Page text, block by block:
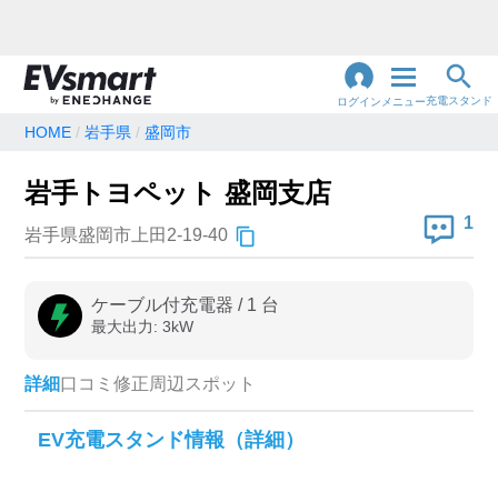
ログイン メニュー充電スタンド
地名・観光スポット・住所で検索
充電器の種類
急速充電器のみ表示
高速道路上のみ表示
認証システム
HOME 岩手県 盛岡市
岩手トヨペット 盛岡支店
岩手県盛岡市上田2-19-40
1
ケーブル付充電器 / 1 台
最大出力: 3kW
詳細口コミ 修正周辺スポット
EV充電スタンド情報（詳細）